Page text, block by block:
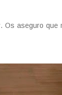
Os aseguro